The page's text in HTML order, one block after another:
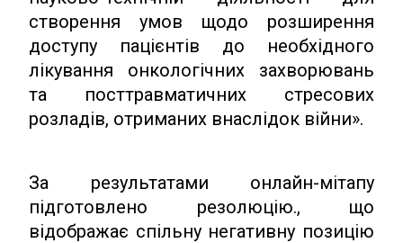
створення умов щодо розширення
доступу пацієнтів до необхідного
лікування онкологічних захворювань
та посттравматичних стресових
розладів, отриманих внаслідок війни».
За результатами онлайн-мітапу
підготовлено резолюцію., що
відображає спільну негативну позицію